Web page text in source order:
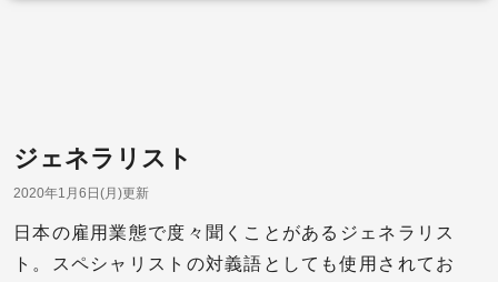
ジェネラリスト
2020年1月6日(月)更新
日本の雇用業態で度々聞くことがあるジェネラリス
ト。スペシャリストの対義語としても使用されてお